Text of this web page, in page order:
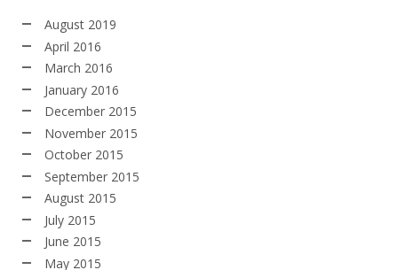
August 2019
April 2016
March 2016
January 2016
December 2015
November 2015
October 2015
September 2015
August 2015
July 2015
June 2015
May 2015